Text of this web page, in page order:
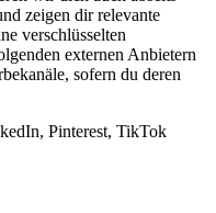
zeigen dir relevante
verschlüsselten
externen Anbietern
sofern du deren
Pinterest, TikTok